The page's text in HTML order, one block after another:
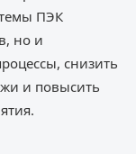
ПЭК
но и
снизить
и повысить